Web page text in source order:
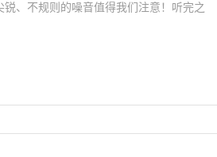
、不规则的噪音值得我们注意！听完之